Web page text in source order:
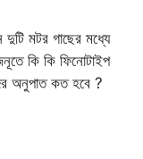
মটর গাছের মধ্যে
কি কি ফিনোটাইপ
অনুপাত কত হবে ?